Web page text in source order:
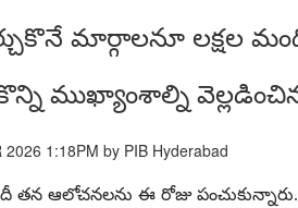
మార్గాలనూ లక్షల
ముఖ్యాంశాల్ని
2026 1:18PM by PIB Hyderabad
ఆలోచనలను ఈ రోజు పంచుకున్నారు